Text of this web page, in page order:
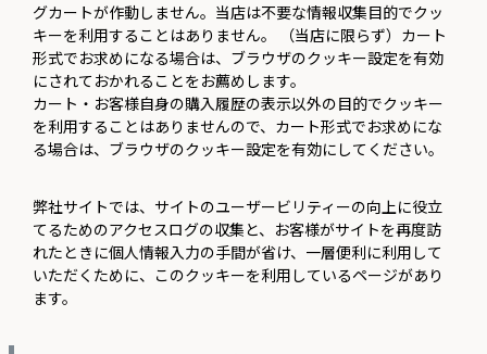
グカートが作動しません。当店は不要な情報収集目的でクッ
キーを利用することはありません。 （当店に限らず）カート
形式でお求めになる場合は、ブラウザのクッキー設定を有効
にされておかれることをお薦めします。
カート・お客様自身の購入履歴の表示以外の目的でクッキー
を利用することはありませんので、カート形式でお求めにな
る場合は、ブラウザのクッキー設定を有効にしてください。
弊社サイトでは、サイトのユーザービリティーの向上に役立
てるためのアクセスログの収集と、お客様がサイトを再度訪
れたときに個人情報入力の手間が省け、一層便利に利用して
いただくために、このクッキーを利用しているページがあり
ます。